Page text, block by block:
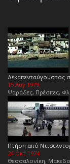
Δεκαπενταύγουστος
15 Αυγ 1979
Ψαράδες, Πρέσπες,
Πτήση από
24 Οκτ 1974
Θεσσαλονίκη,